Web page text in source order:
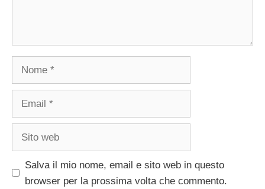
Salva il mio nome, email e sito web in questo
browser per la prossima volta che commento.